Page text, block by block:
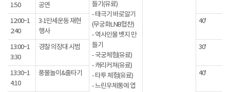
들기(유료)
- 태극기 바로알기
(무궁화LNB협찬)
- 역사인물 뱃지 만
들기
- 국궁체험(유료)
- 캐리커쳐(유료)
- 타투 체험(유료)
- 느린우체통에 엽
1:50
공연
12:00~1
2:40
3·1만세운동 재현
행사
40'
13:00~1
3:30
경찰 의장대 시범 30'
13:30~1
4:10
풍물놀이&줄타기 40'